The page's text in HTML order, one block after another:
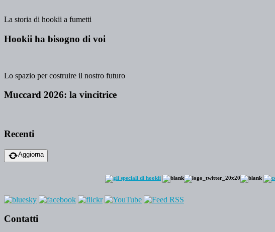
La storia di hookii a fumetti
Hookii ha bisogno di voi
Lo spazio per costruire il nostro futuro
Muccard 2026: la vincitrice
Recenti
Aggiorna
Contatti